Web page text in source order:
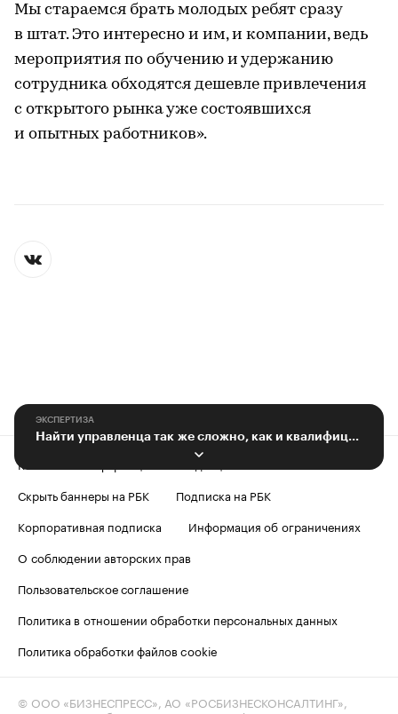
Мы стараемся брать молодых ребят сразу
в штат. Это интересно и им, и компании, ведь
мероприятия по обучению и удержанию
сотрудника обходятся дешевле привлечения
с открытого рынка уже состоявшихся
и опытных работников».
ЭКСПЕРТИЗА
Найти управленца так же сложно, как и квалифицированного рабочего
Контактная информация
Редакция
Скрыть баннеры на РБК
Подписка на РБК
Корпоративная подписка
Информация об ограничениях
О соблюдении авторских прав
Пользовательское соглашение
Политика в отношении обработки персональных данных
Политика обработки файлов cookie
© ООО «БИЗНЕСПРЕСС», АО «РОСБИЗНЕСКОНСАЛТИНГ»,